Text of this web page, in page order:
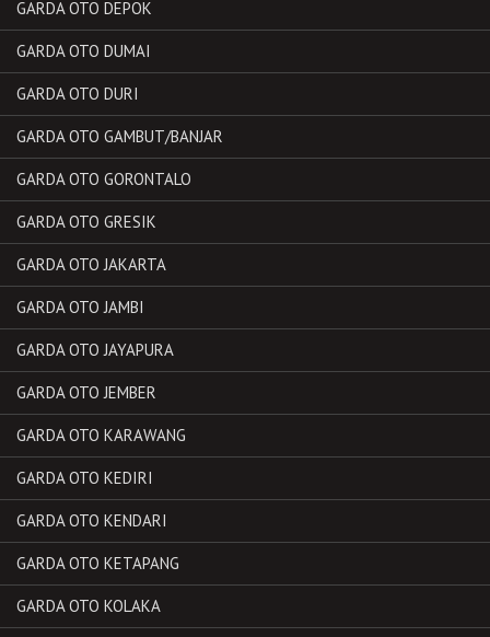
GARDA OTO DEPOK
GARDA OTO DUMAI
GARDA OTO DURI
GARDA OTO GAMBUT/BANJAR
GARDA OTO GORONTALO
GARDA OTO GRESIK
GARDA OTO JAKARTA
GARDA OTO JAMBI
GARDA OTO JAYAPURA
GARDA OTO JEMBER
GARDA OTO KARAWANG
GARDA OTO KEDIRI
GARDA OTO KENDARI
GARDA OTO KETAPANG
GARDA OTO KOLAKA